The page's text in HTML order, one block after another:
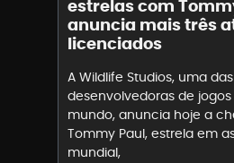
estrelas com
anuncia mais três
licenciados
A Wildlife Studios, uma
desenvolvedoras de
mundo, anuncia hoje a
Tommy Paul, estrela em
mundial,